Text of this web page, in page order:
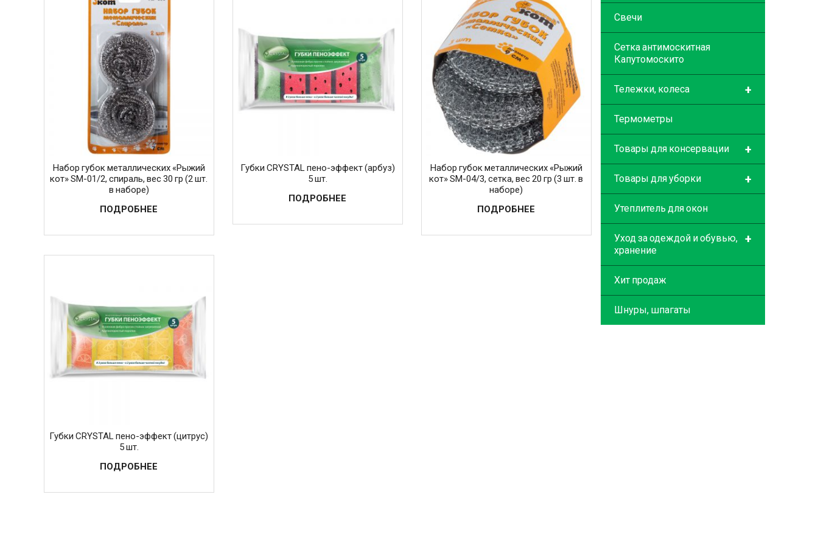
Набор губок металлических «Рыжий
кот» SM-01/2, спираль, вес 30 гр (2 шт.
в наборе)
ПОДРОБНЕЕ
Губки CRYSTAL пено-эффект (арбуз)
5 шт.
ПОДРОБНЕЕ
Набор губок металлических «Рыжий
кот» SM-04/3, сетка, вес 20 гр (3 шт. в
наборе)
ПОДРОБНЕЕ
Губки CRYSTAL пено-эффект (цитрус)
5 шт.
ПОДРОБНЕЕ
Свечи
Сетка антимоскитная
Капутомоскито
+
Тележки, колеса
Термометры
+
Товары для консервации
+
Товары для уборки
Утеплитель для окон
+
Уход за одеждой и обувью,
хранение
Хит продаж
Шнуры, шпагаты